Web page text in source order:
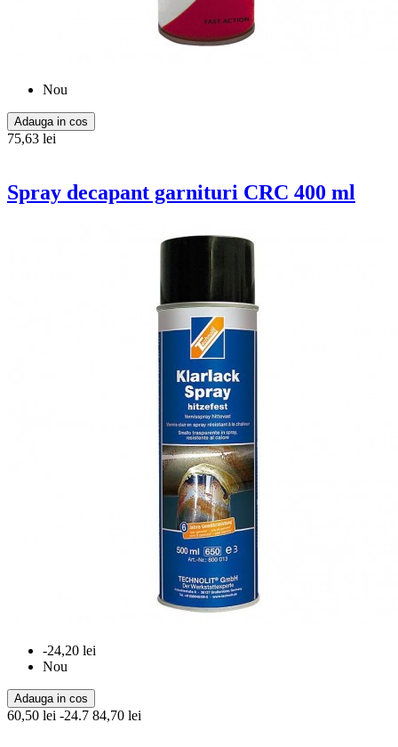
Nou
Adauga in cos
75,63 lei
Spray decapant garnituri CRC 400 ml
-24,20 lei
Nou
Adauga in cos
60,50 lei -24.7 84,70 lei